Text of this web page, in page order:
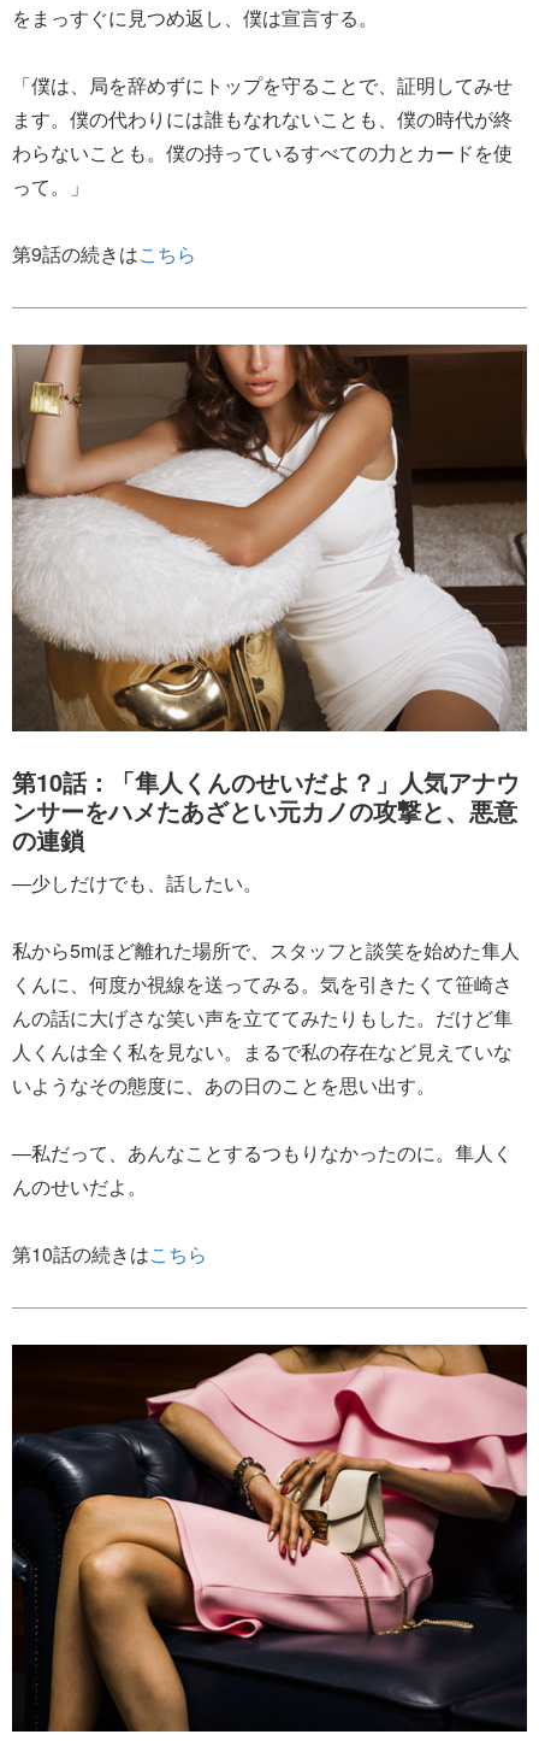
をまっすぐに見つめ返し、僕は宣言する。
「僕は、局を辞めずにトップを守ることで、証明してみせ
ます。僕の代わりには誰もなれないことも、僕の時代が終
わらないことも。僕の持っているすべての力とカードを使
って。」
第9話の続きはこちら
第10話：「隼人くんのせいだよ？」人気アナウ
ンサーをハメたあざとい元カノの攻撃と、悪意
の連鎖
―少しだけでも、話したい。
私から5mほど離れた場所で、スタッフと談笑を始めた隼人
くんに、何度か視線を送ってみる。気を引きたくて笹崎さ
んの話に大げさな笑い声を立ててみたりもした。だけど隼
人くんは全く私を見ない。まるで私の存在など見えていな
いようなその態度に、あの日のことを思い出す。
―私だって、あんなことするつもりなかったのに。隼人く
んのせいだよ。
第10話の続きはこちら